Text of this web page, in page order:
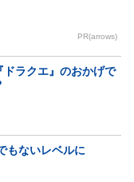
PR(arrows)
ラクエ』のおかげで
もないレベルに